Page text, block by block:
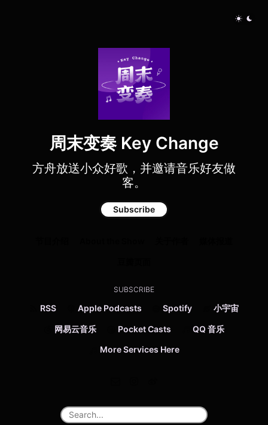
周末变奏 Key Change
方舟放送小众好歌，并邀请音乐好友做
客。
Subscribe
SUBSCRIBE
RSS Apple Podcasts Spotify 小宇宙
网易云音乐 Pocket Casts QQ 音乐
More Services Here